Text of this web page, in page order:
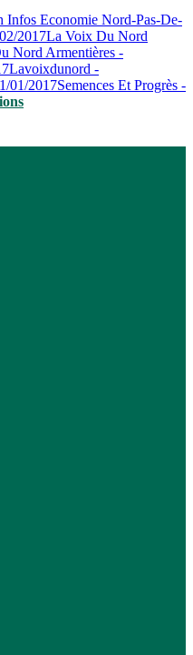
Infos Economie Nord-Pas-De-
2017La Voix Du Nord
Nord Armentières -
Lavoixdunord -
01/2017Semences Et Progrès -